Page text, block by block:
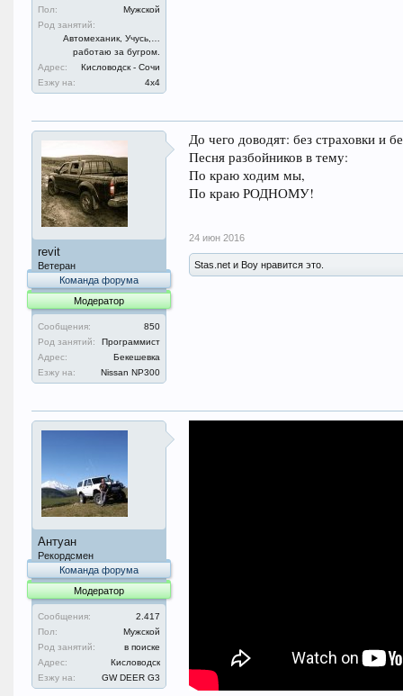
Пол:
Мужской
Род занятий:
Автомеханик, Учусь,…
работаю за бугром.
Адрес:
Кисловодск - Сочи
Езжу на:
4х4
revit
Ветеран
Команда форума
Модератор
Сообщения:
850
Род занятий:
Программист
Адрес:
Бекешевка
Езжу на:
Nissan NP300
До чего доводят: без страховки и
Песня разбойников в тему:
По краю ходим мы,
По краю РОДНОМУ!
24 июн 2016
Stas.net и Boy нравится это.
Антуан
Рекордсмен
Команда форума
Модератор
Сообщения:
2.417
Пол:
Мужской
Род занятий:
в поиске
Адрес:
Кисловодск
Езжу на:
GW DEER G3